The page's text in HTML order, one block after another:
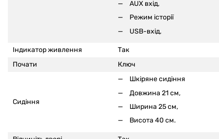
AUX вхід,
Режим історії
USB-вхід,
Індикатор живлення
Так
Почати
Ключ
Сидіння
Шкіряне сидіння
Довжина 21 см,
Ширина 25 см,
Висота 40 см.